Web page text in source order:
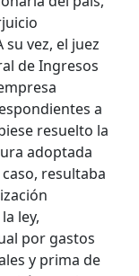
vez, el juez
de Ingresos
a
resuelto la
adoptada
resultaba
ley,
por gastos
y prima de